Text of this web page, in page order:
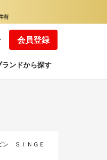
会員登録
ランドから探す
ン ＳＩＮＧＥ